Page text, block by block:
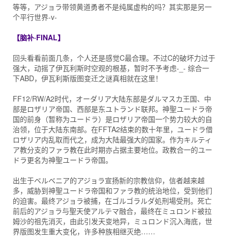
等等，アジョラ带领黄道勇者不是纯属虚构的吗？其实那是另一
个平行世界-v-
【脑补·FINAL】
回头看看前面几条，个人还是感觉C最合理。不过C的破坏力过于
强大，动摇了伊瓦利斯时空观的根基，暂时不予考虑-_- 综合一
下ABD，伊瓦利斯版图变迁之谜真相就在这里！
FF12/RW/A2时代，オーダリア大陆东部是ダルマスカ王国、中
部是ロザリア帝国、西部是东ユトランド联邦。神聖ユードラ帝
国的前身（暂称为ユードラ）是ロザリア帝国一个势力较大的自
治领，位于大陆东南部。在FFTA2结束的数十年里，ユードラ借
ロザリア内乱取而代之，成为大陆最强大的国家。作为キルティ
ア教分支的ファラ教在此时期亦占据主要地位。政教合一的ユー
ドラ更名为神聖ユードラ帝国。
出生于ベルベニア的アジョラ宣扬新的宗教信仰，信者越来越
多，威胁到神聖ユードラ帝国和ファラ教的统治地位，受到他们
的迫害。最终アジョラ被捕，在ゴルゴラルダ処刑場受刑。死亡
前后的アジョラ与聖天使アルテマ融合，最终在ミュロンド被拉
姆沙的祖先消灭，由此引发天变地异，ミュロンド沉入海底，世
界版图发生重大变化，许多种族相继灭绝……